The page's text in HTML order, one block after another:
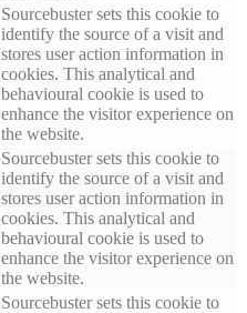
Sourcebuster sets this cookie to
identify the source of a visit and
stores user action information in
cookies. This analytical and
behavioural cookie is used to
enhance the visitor experience on
the website.
Sourcebuster sets this cookie to
identify the source of a visit and
stores user action information in
cookies. This analytical and
behavioural cookie is used to
enhance the visitor experience on
the website.
Sourcebuster sets this cookie to